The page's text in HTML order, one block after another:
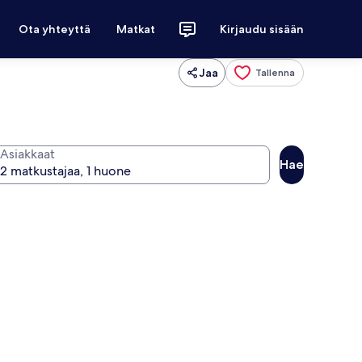
Ota yhteyttä Matkat Kirjaudu sisään
Jaa Tallenna
Asiakkaat
Hae